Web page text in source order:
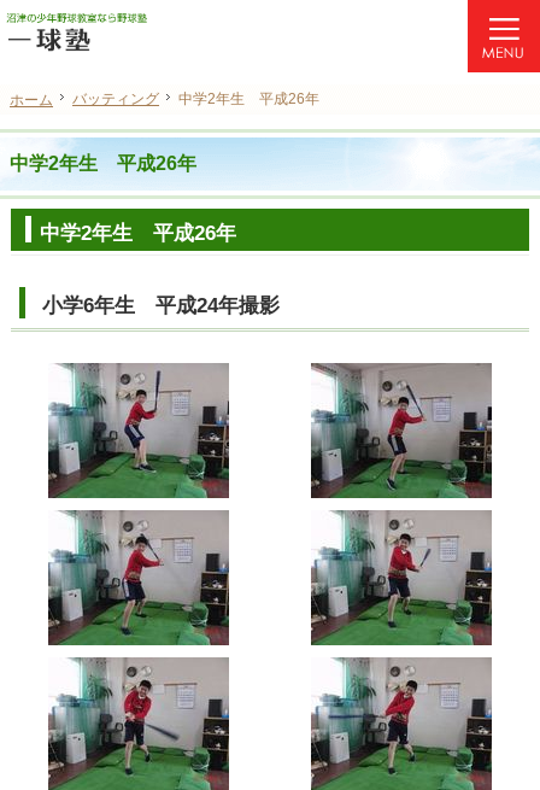
ホーム バッティング 中学2年生 平成26年
中学2年生 平成26年
中学2年生 平成26年
小学6年生 平成24年撮影
ホーム バッティング 中学2年生 平成26年